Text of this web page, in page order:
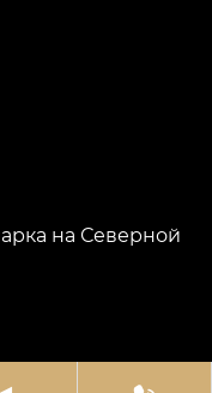
на Северной